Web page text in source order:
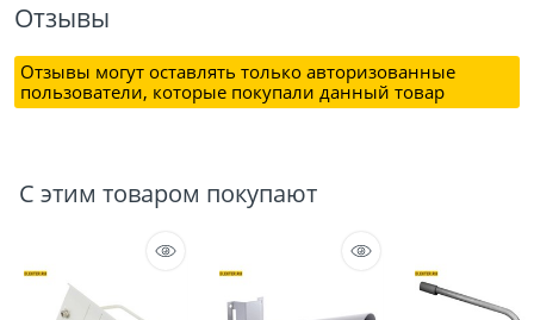
Отзывы
Отзывы могут оставлять только авторизованные
пользователи, которые покупали данный товар
С этим товаром покупают